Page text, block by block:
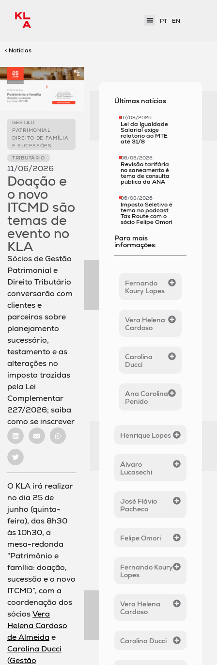
PT EN
< Notícias
GESTÃO
PATRIMONIAL
DIREITO DE FAMÍLIA
E SUCESSÕES
TRIBUTÁRIO
11/06/2026
Doação e
o novo
ITCMD são
temas de
evento no
KLA
Sócios de Gestão
Patrimonial e
Direito Tributário
conversarão com
clientes e
parceiros sobre
planejamento
sucessório,
testamento e as
alterações no
imposto trazidas
pela Lei
Complementar
227/2026; saiba
como se inscrever
O KLA irá realizar
no dia 25 de
junho (quinta-
feira), das 8h30
às 10h30, a
mesa-redonda
“Patrimônio e
família: doação,
sucessão e o novo
ITCMD”, com a
coordenação dos
sóciosVera
Helena Cardoso
de Almeida e
Carolina Ducci
(Gestão
Últimas notícias
07/08/2026
Lei da Igualdade
Salarial exige
relatório ao MTE
até 31/8
06/08/2026
Revisão tarifária
no saneamento é
tema de consulta
pública da ANA
06/08/2026
Imposto Seletivo é
tema no podcast
Tax Route com o
sócio Felipe Omori
Para mais
informações:
Fernando
Koury Lopes
Vera Helena
Cardoso
Carolina
Ducci
Ana Carolina
Penido
Henrique Lopes
Álvaro
Lucasechi
José Flávio
Pacheco
Felipe Omori
Fernando Koury
Lopes
Vera Helena
Cardoso
Carolina Ducci